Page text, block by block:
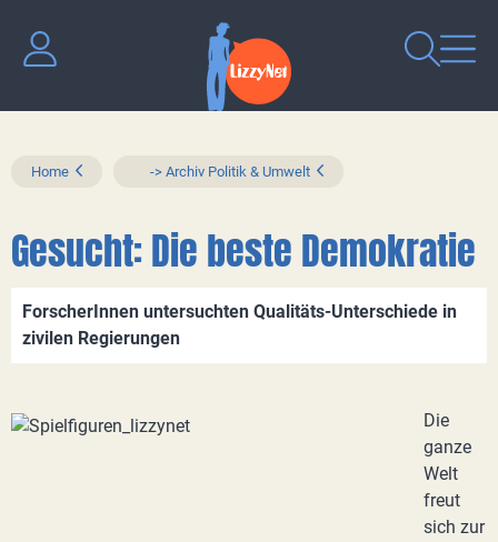
Home -> Archiv Politik & Umwelt
Gesucht: Die beste Demokratie
ForscherInnen untersuchten Qualitäts-Unterschiede in
zivilen Regierungen
Die
ganze
Welt
freut
sich zur